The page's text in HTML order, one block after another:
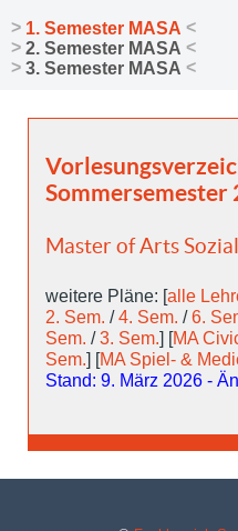
1. Semester MASA
2. Semester MASA
3. Semester MASA
Sommersemester
Master of Arts
weitere Pläne: [alle
2. Sem. /4. Sem. /6.
Sem. /3. Sem.] [MA
Sem.] [MA Spiel- &
Stand: 9. März 2026 -